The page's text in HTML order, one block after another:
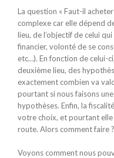
La question « Faut-il
complexe car elle dépend
lieu, de l’objectif de celui
financier, volonté de se
etc…). En fonction de celui-
deuxième lieu, des
exactement combien va
pourtant si nous faisons
hypothèses. Enfin, la
votre choix, et pourtant elle
route. Alors comment faire ?
Voyons comment nous